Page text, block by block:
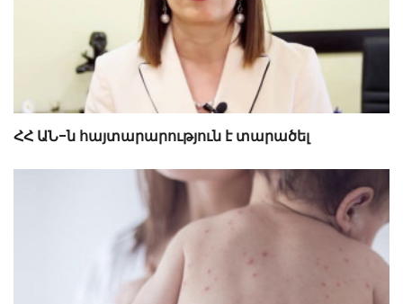
ՀՀ ԱՆ-ն հայտարարություն է տարածել